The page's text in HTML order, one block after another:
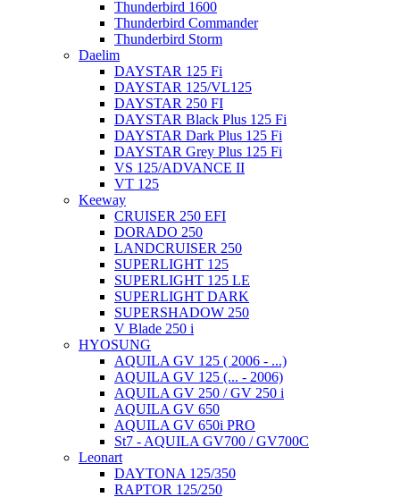
Thunderbird 1600
Thunderbird Commander
Thunderbird Storm
Daelim
DAYSTAR 125 Fi
DAYSTAR 125/VL125
DAYSTAR 250 FI
DAYSTAR Black Plus 125 Fi
DAYSTAR Dark Plus 125 Fi
DAYSTAR Grey Plus 125 Fi
VS 125/ADVANCE II
VT 125
Keeway
CRUISER 250 EFI
DORADO 250
LANDCRUISER 250
SUPERLIGHT 125
SUPERLIGHT 125 LE
SUPERLIGHT DARK
SUPERSHADOW 250
V Blade 250 i
HYOSUNG
AQUILA GV 125 ( 2006 - ...)
AQUILA GV 125 (... - 2006)
AQUILA GV 250 / GV 250 i
AQUILA GV 650
AQUILA GV 650i PRO
St7 - AQUILA GV700 / GV700C
Leonart
DAYTONA 125/350
RAPTOR 125/250